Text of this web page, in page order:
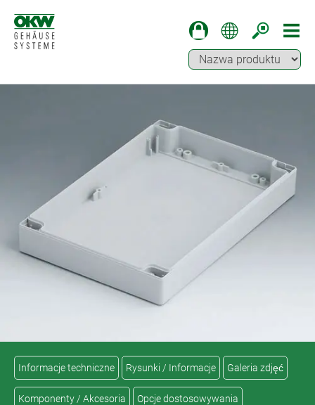
Informacje techniczne Rysunki / Informacje Galeria zdjęć
Komponenty / Akcesoria Opcje dostosowywania